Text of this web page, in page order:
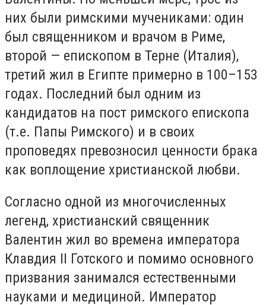
них были римскими мучениками: один
был священником и врачом в Риме,
второй — епископом в Терне (Италия),
третий жил в Египте примерно в 100–153
годах. Последний был одним из
кандидатов на пост римского епископа
(т.е. Папы Римского) и в своих
проповедях превозносил ценности брака
как воплощение христианской любви.
Согласно одной из многочисленных
легенд, христианский священник
Валентин жил во времена императора
Клавдия II Готского и помимо основного
призвания занимался естественными
науками и медициной. Император